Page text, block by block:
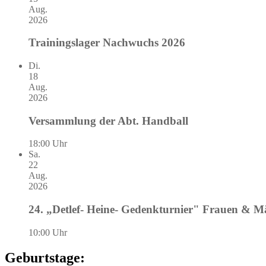
Aug.
2026
Trainingslager Nachwuchs 2026
Di.
18
Aug.
2026
Versammlung der Abt. Handball
18:00 Uhr
Sa.
22
Aug.
2026
24. „Detlef- Heine- Gedenkturnier" Frauen &
10:00 Uhr
Geburtstage: